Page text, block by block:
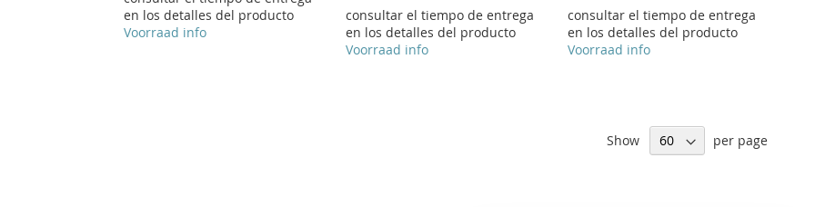
en los detalles del producto
Voorraad info
consultar el tiempo de entrega
en los detalles del producto
Voorraad info
consultar el tiempo de entrega
en los detalles del producto
Voorraad info
Show per page